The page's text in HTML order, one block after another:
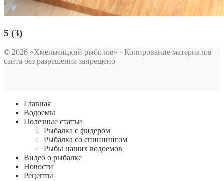
5 (3)
© 2026 «Хмельницкий рыболов» · Копирование материалов
сайта без разрешения запрещено
Главная
Водоемы
Полезные статъи
Рыбалка с фидером
Рыбалка со спиннингом
Рыбы наших водоемов
Видео о рыбалке
Новости
Рецепты